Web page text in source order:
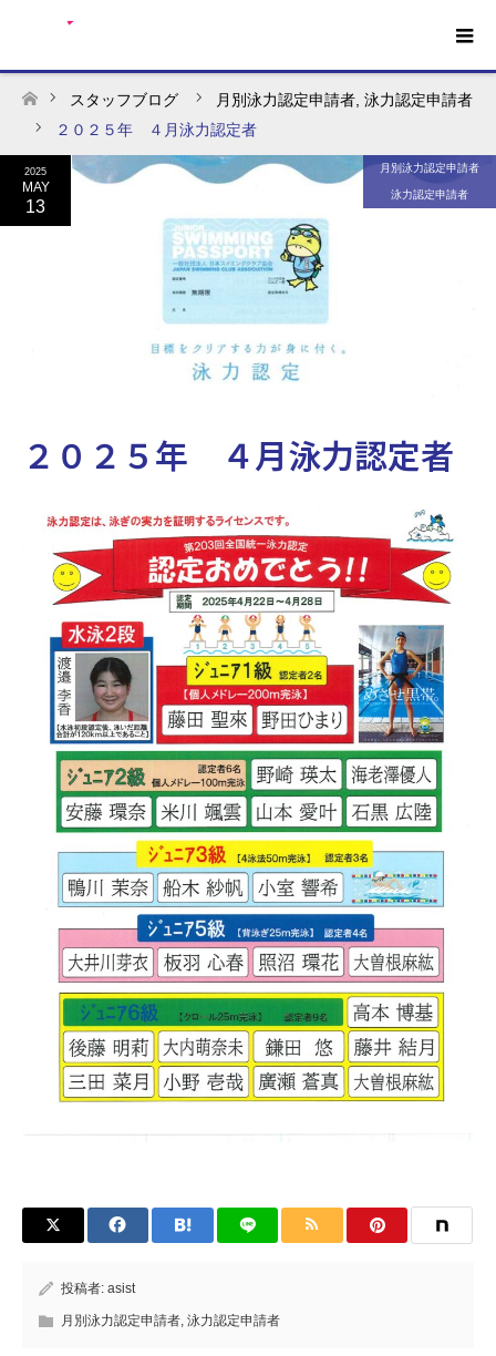
ホーム
スタッフブログ 月別泳力認定申請者 泳力認定申請者
２０２５年 ４月泳力認定者
2025
MAY
13
月別泳力認定申請者
泳力認定申請者
２０２５年 ４月泳力認定者
投稿者: asist
月別泳力認定申請者, 泳力認定申請者